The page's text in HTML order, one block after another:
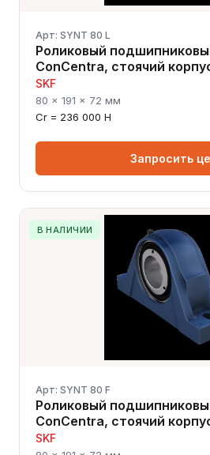
Арт: SYNT 80 L
Роликовый
ConCentra, стоячий
SKF
80 × 191 × 72 мм
Cr = 236 000 Н
Запросить
В НАЛИЧИИ
Арт: SYNT 80 F
Роликовый
ConCentra, стоячий
SKF